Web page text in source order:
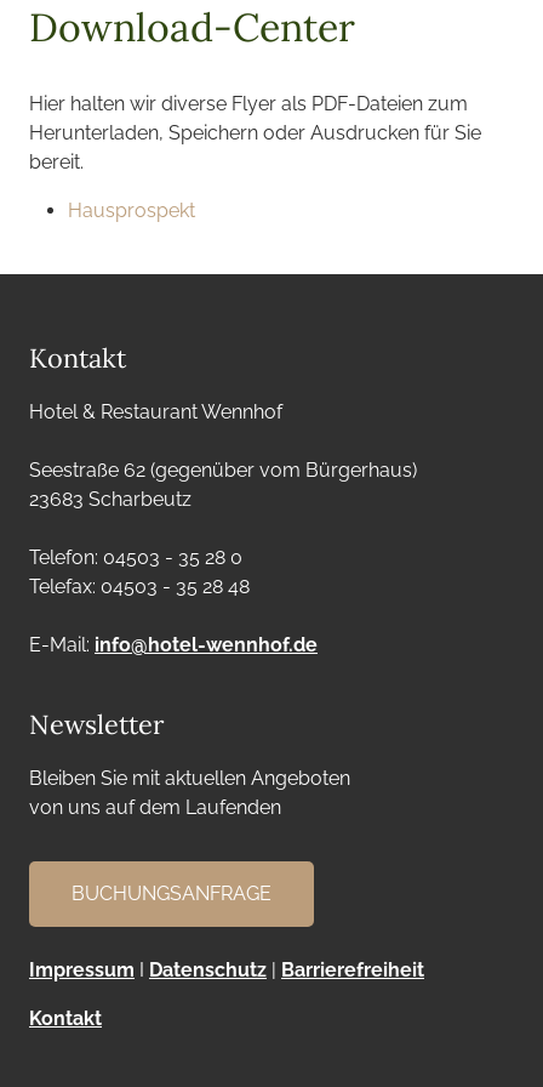
Download-Center
Hier halten wir diverse Flyer als PDF-Dateien zum
Herunterladen, Speichern oder Ausdrucken für Sie
bereit.
Hausprospekt
Kontakt
Hotel & Restaurant Wennhof
Seestraße 62 (gegenüber vom Bürgerhaus)
23683 Scharbeutz
Telefon: 04503 - 35 28 0
Telefax: 04503 - 35 28 48
E-Mail: info@hotel-wennhof.de
Newsletter
Bleiben Sie mit aktuellen Angeboten
von uns auf dem Laufenden
BUCHUNGSANFRAGE
Impressum I Datenschutz | Barrierefreiheit
Kontakt